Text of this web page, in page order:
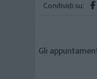
Condividi su:
Gli